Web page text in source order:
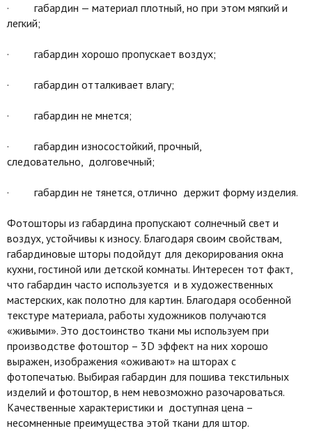
· габардин — материал плотный, но при этом мягкий и
легкий;
· габардин хорошо пропускает воздух;
· габардин отталкивает влагу;
· габардин не мнется;
· габардин износостойкий, прочный,
следовательно, долговечный;
· габардин не тянется, отлично держит форму изделия.
Фотошторы из габардина пропускают солнечный свет и
воздух, устойчивы к износу. Благодаря своим свойствам,
габардиновые шторы подойдут для декорирования окна
кухни, гостиной или детской комнаты. Интересен тот факт,
что габардин часто используется и в художественных
мастерских, как полотно для картин. Благодаря особенной
текстуре материала, работы художников получаются
«живыми». Это достоинство ткани мы используем при
производстве фотоштор – 3D эффект на них хорошо
выражен, изображения «оживают» на шторах с
фотопечатью. Выбирая габардин для пошива текстильных
изделий и фотоштор, в нем невозможно разочароваться.
Качественные характеристики и доступная цена –
несомненные преимущества этой ткани для штор.